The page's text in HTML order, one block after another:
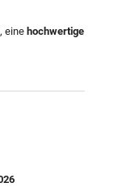
eine hochwertige